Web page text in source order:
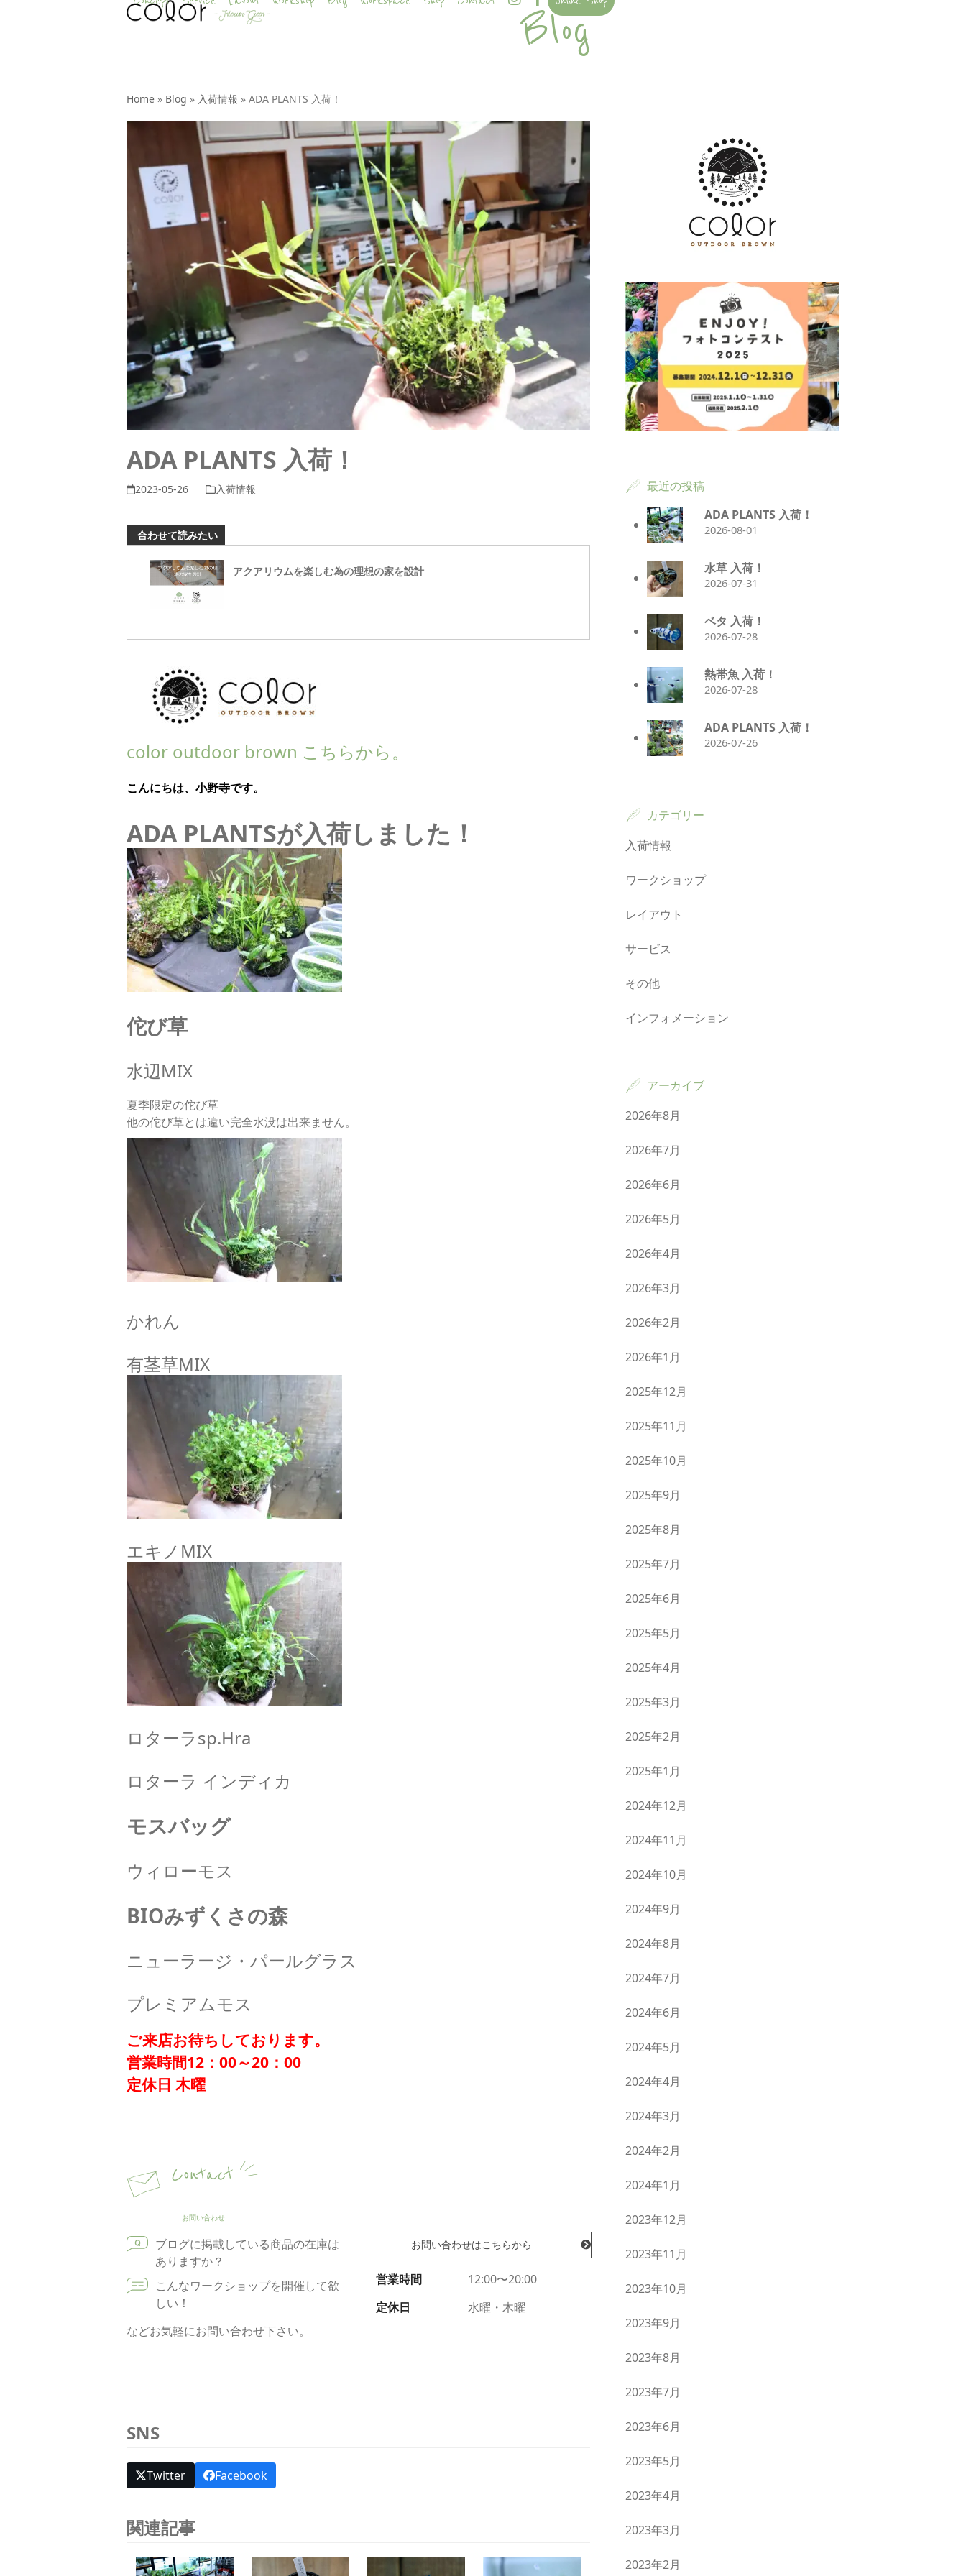
Blog
Home » Blog » 入荷情報 » ADA PLANTS 入荷！
ADA PLANTS 入荷！
2023-05-26 入荷情報
合わせて読みたい
アクアリウムを楽しむ為の理想の家を設計
color outdoor brown こちらから。
こんにちは、小野寺です。
ADA PLANTSが入荷しました！
佗び草
水辺MIX
夏季限定の佗び草
他の佗び草とは違い完全水没は出来ません。
かれん
有茎草MIX
エキノMIX
ロターラsp.Hra
ロターラ インディカ
モスバッグ
ウィローモス
BIOみずくさの森
ニューラージ・パールグラス
プレミアムモス
ご来店お待ちしております。
営業時間12：00～20：00
定休日 木曜
Contact
お問い合わせ
ブログに掲載している商品の在庫は
ありますか？
こんなワークショップを開催して欲
しい！
などお気軽にお問い合わせ下さい。
お問い合わせはこちらから
営業時間
12:00〜20:00
定休日
水曜・木曜
SNS
Twitter Facebook
関連記事
最近の投稿
ADA PLANTS 入荷！
2026-08-01
水草 入荷！
2026-07-31
ベタ 入荷！
2026-07-28
熱帯魚 入荷！
2026-07-28
ADA PLANTS 入荷！
2026-07-26
カテゴリー
入荷情報
ワークショップ
レイアウト
サービス
その他
インフォメーション
アーカイブ
2026年8月
2026年7月
2026年6月
2026年5月
2026年4月
2026年3月
2026年2月
2026年1月
2025年12月
2025年11月
2025年10月
2025年9月
2025年8月
2025年7月
2025年6月
2025年5月
2025年4月
2025年3月
2025年2月
2025年1月
2024年12月
2024年11月
2024年10月
2024年9月
2024年8月
2024年7月
2024年6月
2024年5月
2024年4月
2024年3月
2024年2月
2024年1月
2023年12月
2023年11月
2023年10月
2023年9月
2023年8月
2023年7月
2023年6月
2023年5月
2023年4月
2023年3月
2023年2月